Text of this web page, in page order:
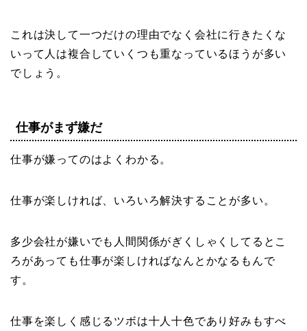
これは決して一つだけの理由でなく会社に行きたくな
いって人は複合していくつも重なっているほうが多い
でしょう。
仕事がまず嫌だ
仕事が嫌ってのはよくわかる。
仕事が楽しければ、いろいろ解決することが多い。
多少会社が嫌いでも人間関係がぎくしゃくしてるとこ
ろがあっても仕事が楽しければなんとかなるもんで
す。
仕事を楽しく感じるツボは十人十色であり好みもすべ